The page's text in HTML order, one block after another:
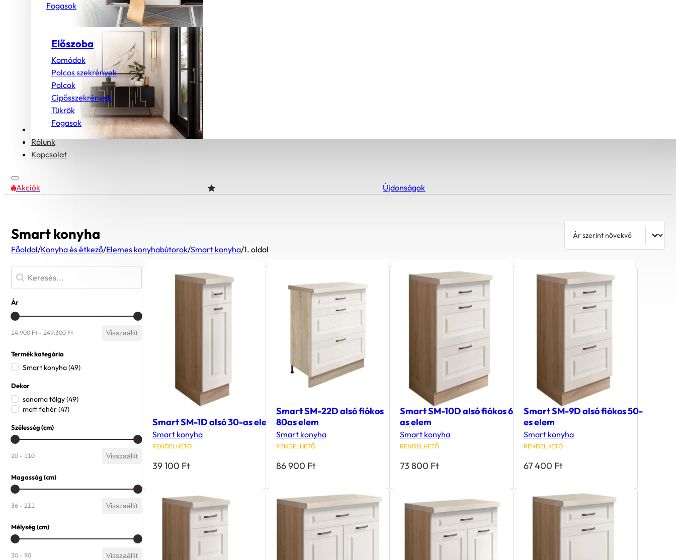
Fogasok
Előszoba
Komódok
Polcos szekrények
Polcok
Cipősszekrények
Tükrök
Fogasok
Bútorcsaládok
Rólunk
Kapcsolat
Akciók Újdonságok
Smart konyha
Főoldal/Konyha és étkező/Elemes konyhabútorok/Smart konyha/1. oldal
Termék kereső
Ár
Ár
14.900 Ft - 249.300 Ft Visszaállít
Termék kategória
Termék kategória
Smart konyha(49)
Dekor
Dekorsonoma tölgy(49)
matt fehér(47)
Szélesség (cm)
Szélesség (cm)
20 - 110 Visszaállít
Magasság (cm)
Magasság (cm)
36 - 211 Visszaállít
Mélység (cm)
Mélység (cm)
30 - 90 Visszaállít
Smart SM-1D alsó 30-as elem
Smart konyha
RENDELHETŐ
39 100 Ft
Smart SM-22D alsó fiókos
80as elem
Smart konyha
RENDELHETŐ
86 900 Ft
Smart SM-10D alsó fiókos 60-
as elem
Smart konyha
RENDELHETŐ
73 800 Ft
Smart SM-9D alsó fiókos 50-
es elem
Smart konyha
RENDELHETŐ
67 400 Ft